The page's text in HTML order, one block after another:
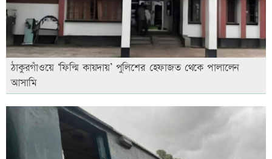
ঠাকুরগাঁওয়ে ‘ফিল্মি কায়দায়’ পুলিশের হেফাজত থেকে পালালেন
আসামি